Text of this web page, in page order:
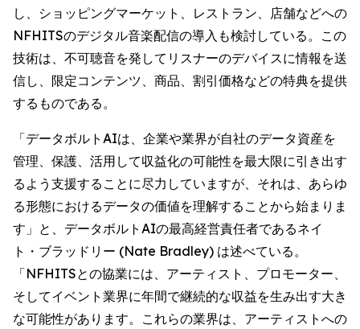
し、ショッピングマーケット、レストラン、店舗などへの
NFHITSのデジタル音楽配信の導入も検討している。この
技術は、不可聴音を発してリスナーのデバイスに情報を送
信し、限定コンテンツ、商品、割引価格などの特典を提供
するものである。
「データボルトAIは、企業や業界が自社のデータ資産を
管理、保護、活用して収益化の可能性を最大限に引き出す
るよう支援することに尽力していますが、それは、あらゆ
る形態におけるデータの価値を理解することから始まりま
す」と、データボルトAIの最高経営責任者であるネイ
ト・ブラッドリー (Nate Bradley) は述べている。
「NFHITSとの協業には、アーティスト、プロモーター、
そしてイベント業界に年間で継続的な収益を生み出す大き
な可能性があります。これらの業界は、アーティストへの